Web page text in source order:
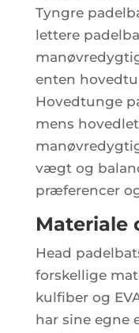
Tyngre
lettere
enten
Hovedtunge
mens
vægt og
præferencer
Materiale
Head
forskellige
kulfiber og
har sine egne